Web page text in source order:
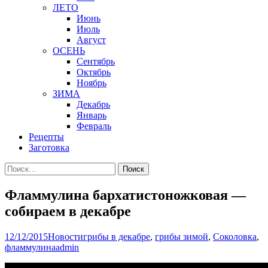
ЛЕТО
Июнь
Июль
Август
ОСЕНЬ
Сентябрь
Октябрь
Ноябрь
ЗИМА
Декабрь
Январь
Февраль
Рецепты
Заготовка
Найти:
Фламмулина бархатистоножковая —
собираем в декабре
12/12/2015Новостигрибы в декабре, грибы зимой, Соколовка,
фламмулинаadmin